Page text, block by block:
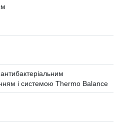
і системою Thermo Balance